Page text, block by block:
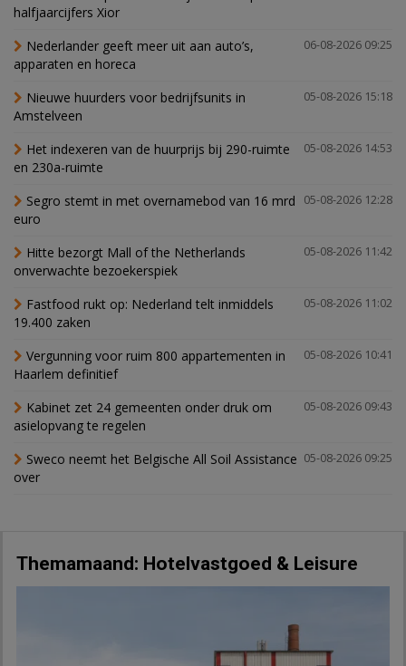
halfjaarcijfers Xior
06-08-2026 09:25
Nederlander geeft meer uit aan auto’s,
apparaten en horeca
05-08-2026 15:18
Nieuwe huurders voor bedrijfsunits in
Amstelveen
05-08-2026 14:53
Het indexeren van de huurprijs bij 290-ruimte
en 230a-ruimte
05-08-2026 12:28
Segro stemt in met overnamebod van 16 mrd
euro
05-08-2026 11:42
Hitte bezorgt Mall of the Netherlands
onverwachte bezoekerspiek
05-08-2026 11:02
Fastfood rukt op: Nederland telt inmiddels
19.400 zaken
05-08-2026 10:41
Vergunning voor ruim 800 appartementen in
Haarlem definitief
05-08-2026 09:43
Kabinet zet 24 gemeenten onder druk om
asielopvang te regelen
05-08-2026 09:25
Sweco neemt het Belgische All Soil Assistance
over
Themamaand: Hotelvastgoed & Leisure